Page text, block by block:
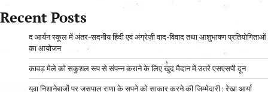
Recent Posts
द आर्यन स्कूल में अंतर-सदनीय हिंदी एवं अंग्रेज़ी वाद-विवाद तथा आशुभाषण प्रतियोगिताओं
का आयोजन
कावड़ मेले को सकुशल रूप से संपन्न कराने के लिए खुद मैदान में उतरे एसएसपी दून
युवा निशानेबाजों पर जसपाल राणा के सपने को साकार करने की जिम्मेदारी : रेखा आर्या